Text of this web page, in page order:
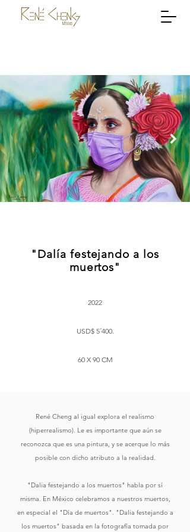
"Dalía festejando a los
muertos"
2022
USD$ 5´400.
60 X 90 CM
René Cheng al igual explora el realismo
(hiperrealismo). Le es importante que aún se
reconozca que es una pintura, y se acerque lo más
posible con dicho atributo a la realidad.
"Dalia festejando a los muertos" habla por sí
misma. En México celebramos a nuestros muertos,
en especial el "Día de muertos". "Dalia festejando a
los muertos" basada en la fotografía tomada por